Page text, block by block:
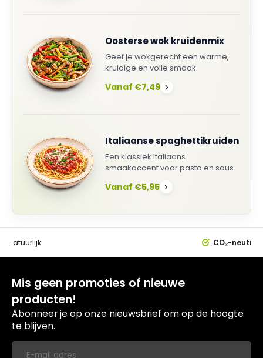
Oosterse wok kruidenmix
Geef je wokgerecht een warme,
kruidige en volle smaak.
Vanaf €7,49 ›
Italiaanse spaghettikruiden
Een klassiek Italiaans
smaakaccent voor pasta en saus.
Vanaf €5,95 ›
natuurlijk CO₂-
Mis geen promoties of nieuwe
producten!
Abonneer je op onze nieuwsbrief om op de hoogte
te blijven.